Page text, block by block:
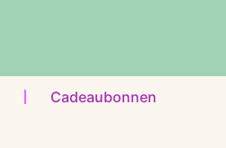
Cadeaubonnen